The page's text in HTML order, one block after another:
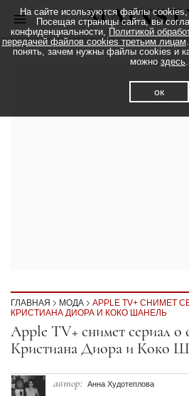
ГЛАВНАЯ МОДА
APPLE TV+ СНИМЕТ
КРИСТИАНА ДИОРА И КОКО ШАНЕЛЬ
Секция статей
Apple TV+ снимет сериал о
Кристиана Диора и Коко
автор: Анна Худотеплова
На сайте исользуются файлы
Посещая страницы сайта, вы
конфиденциальности, Политикой
передачей файлов cookies третьим лицам
понять, зачем нужны файлы cookies и
можно здесь.
ок